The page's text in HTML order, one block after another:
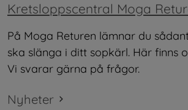
Kretsloppscentral Moga
På Moga Returen lämnar du
ska slänga i ditt sopkärl. Här finns
Vi svarar gärna på frågor.
Nyheter